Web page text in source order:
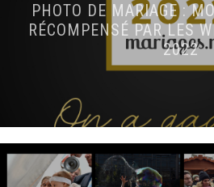
PHOTO DE MARIAGE :
RÉCOMPENSÉ PAR LES
2022